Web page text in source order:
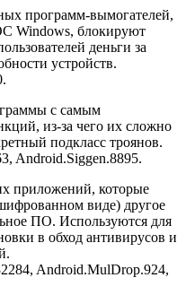
программ-вымогателей,
Windows, блокируют
деньги за
устройств.
с самым
из-за чего их сложно
подкласс троянов.
Android.Siggen.8895.
приложений, которые
виде) другое
ПО. Используются для
в обход антивирусов и
Android.MulDrop.924,